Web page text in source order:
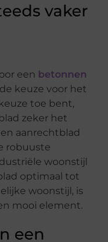
vaker
een betonnen
keuze voor het
toe bent,
zeker het
aanrechtblad
robuuste
woonstijl
optimaal tot
woonstijl, is
mooi element.
een